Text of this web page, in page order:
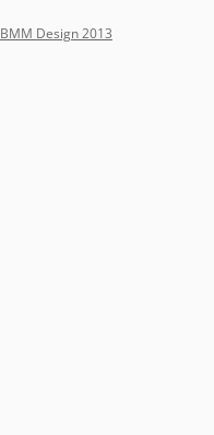
BMM Design 2013